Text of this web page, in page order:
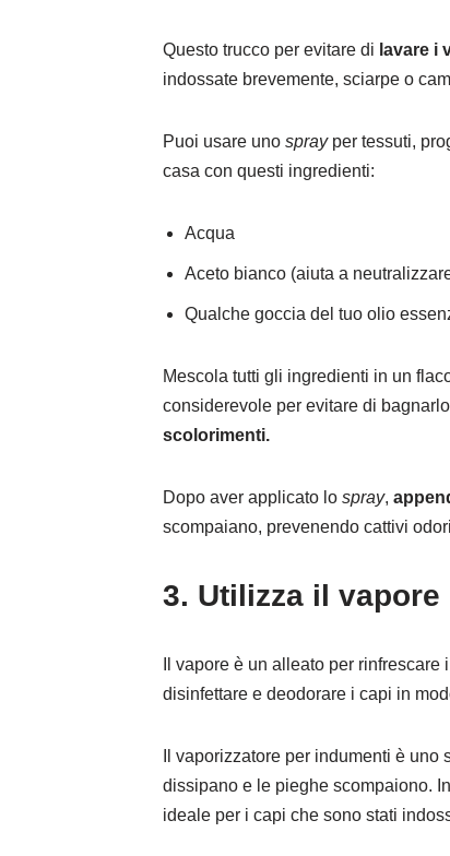
Questo trucco per evitare di lavare i
indossate brevemente, sciarpe o
Puoi usare unosprayper tessuti,
casa con questi ingredienti:
Acqua
Aceto bianco (aiuta a
Qualche goccia del tuo olio
Mescola tutti gli ingredienti in un
considerevole per evitare di
scolorimenti.
Dopo aver applicato lospray,
scompaiano, prevenendo cattivi
3. Utilizza il
Il vapore è un alleato per
disinfettare e deodorare i capi in
Il vaporizzatore per indumenti è
dissipano e le pieghe scompaiono.
ideale per i capi che sono stati